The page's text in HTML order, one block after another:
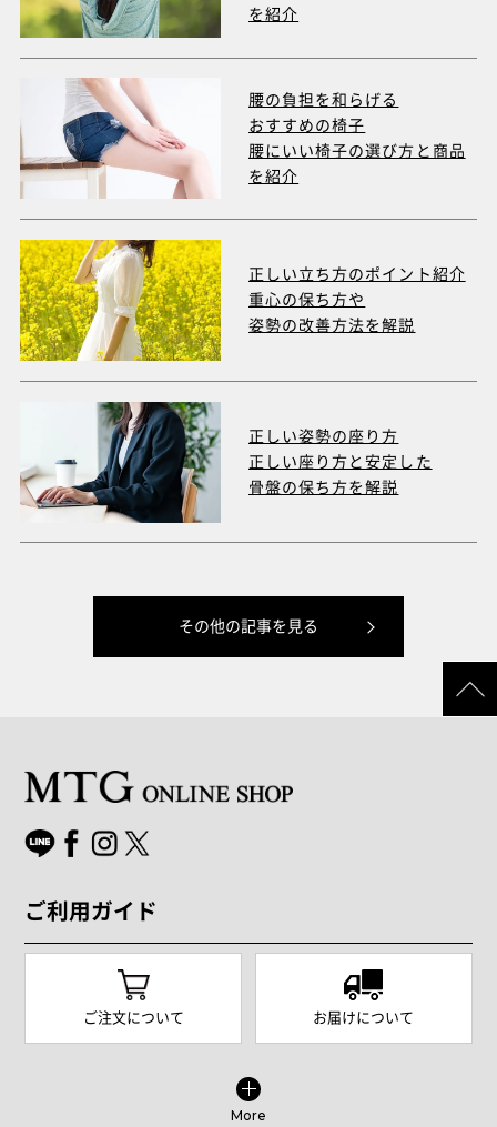
を紹介
腰の負担を和らげる
おすすめの椅子
腰にいい椅子の選び方と商品
を紹介
正しい立ち方のポイント紹介
重心の保ち方や
姿勢の改善方法を解説
正しい姿勢の座り方
正しい座り方と安定した
骨盤の保ち方を解説
その他の記事を見る
ご利用ガイド
ご注文について お届けについて
More